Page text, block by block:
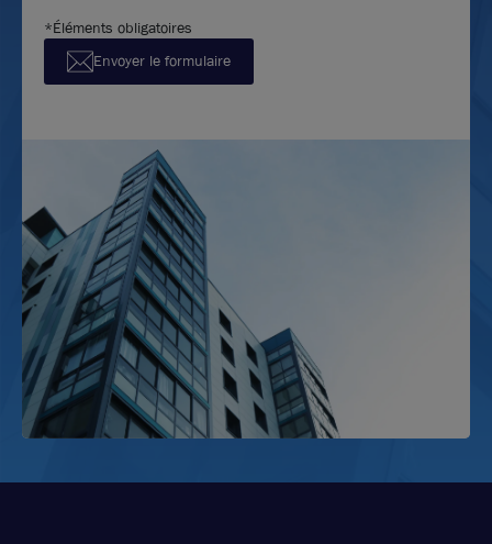
*Éléments obligatoires
Envoyer le formulaire